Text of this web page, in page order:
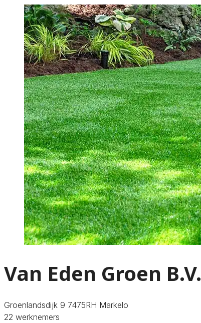
Van Eden Groen B.V.
Groenlandsdijk 9 7475RH Markelo
22 werknemers